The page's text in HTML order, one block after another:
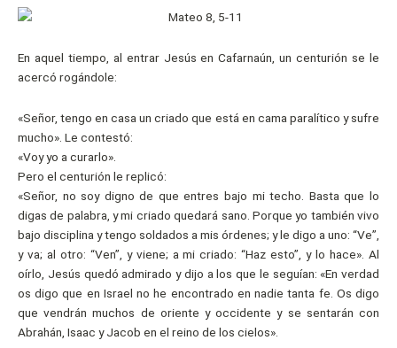
En aquel tiempo, al entrar Jesús en Cafarnaún, un centurión se le
acercó rogándole:
«Señor, tengo en casa un criado que está en cama paralítico y sufre
mucho». Le contestó:
«Voy yo a curarlo».
Pero el centurión le replicó:
«Señor, no soy digno de que entres bajo mi techo. Basta que lo
digas de palabra, y mi criado quedará sano. Porque yo también vivo
bajo disciplina y tengo soldados a mis órdenes; y le digo a uno: “Ve”,
y va; al otro: “Ven”, y viene; a mi criado: “Haz esto”, y lo hace». Al
oírlo, Jesús quedó admirado y dijo a los que le seguían: «En verdad
os digo que en Israel no he encontrado en nadie tanta fe. Os digo
que vendrán muchos de oriente y occidente y se sentarán con
Abrahán, Isaac y Jacob en el reino de los cielos».